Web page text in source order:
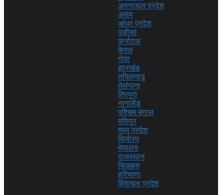
अरुणाचल प्रदेश
असम
आंध्र प्रदेश
उड़ीसा
कर्नाटक
केरल
गोवा
झारखंड
तमिलनाडु
तेलंगाना
त्रिपुरा
नागालैंड
पश्चिम बंगाल
मणिपुर
मध्य प्रदेश
मिज़ोरम
मेघालय
राजस्थान
सिक्कम
हरियाणा
हिमाचल प्रदेश